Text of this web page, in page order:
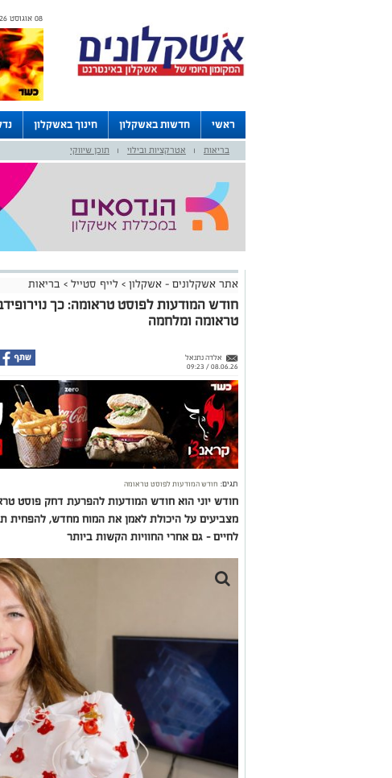
08 אוגוסט 2026 / 18:26
ראשי חדשות באשקלון חינוך באשקלון
דרושים באשקלון לוחות בריאות | אטרקציות ובילוי | תוכן שיווקי
אתר אשקלונים - אשקלון > לייף סטייל > בריאות
חודש המודעות לפוסט טראומה: כך
טראומה ומלחמה
אלדה נתנאל
08.06.26 / 09:23
תגים: חודש המודעות לפוסט טראומה
מצביעים על היכולת לאמן את המוח מחדש, להפחית
לחיים - גם אחרי החוויות הקשות ביותר